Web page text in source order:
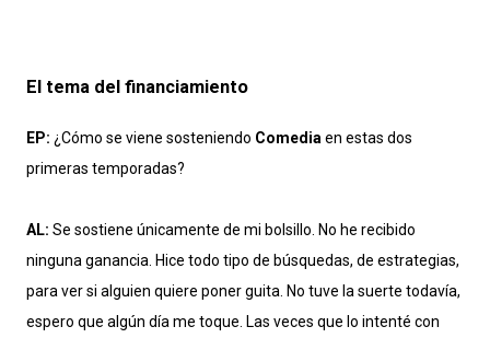
El tema del financiamiento
EP: ¿Cómo se viene sosteniendo Comedia en estas dos
primeras temporadas?
AL: Se sostiene únicamente de mi bolsillo. No he recibido
ninguna ganancia. Hice todo tipo de búsquedas, de estrategias,
para ver si alguien quiere poner guita. No tuve la suerte todavía,
espero que algún día me toque. Las veces que lo intenté con